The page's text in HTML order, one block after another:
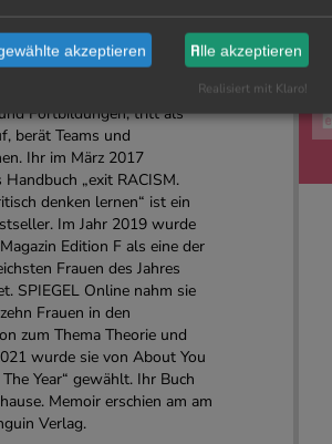
bundesweit als Beraterin
Bereich Rassismuskritik
Funktion leitet sie in
Fortbildungen, tritt als
berät Teams und
Ihr im März 2017
Handbuch „exit RACISM.
denken lernen“ ist ein
Im Jahr 2019 wurde
Edition F als eine der
Frauen des Jahres
SPIEGEL Online nahm sie
Frauen in den
zum Thema Theorie und
wurde sie von About You
Year“ gewählt. Ihr Buch
Memoir erschien am am
Verlag.
akzeptieren Alle akzeptieren
Realisiert mit Klaro!